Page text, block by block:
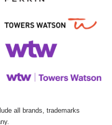
all brands, trademarks